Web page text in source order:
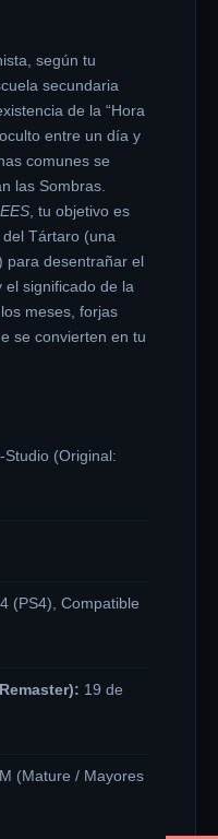
según tu
secundaria
de la “Hora
entre un día y
comunes se
las Sombras.
, tu objetivo es
Tártaro (una
para desentrañar el
el significado de la
meses, forjas
se convierten en tu
Studio (Original:
(PS4), Compatible
19 de
M (Mature / Mayores